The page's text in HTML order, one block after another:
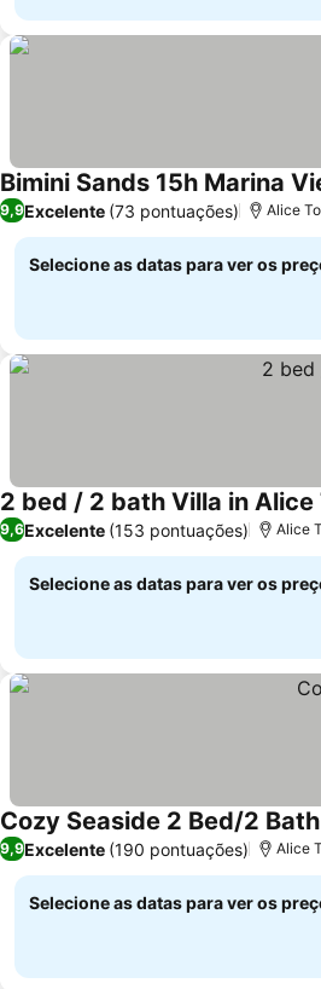
Bimini Sands 15h Marina
9,9Excelente (73 pontuações) Alice
Selecione as datas para ver os
2 bed / 2 bath Villa in
9,6Excelente (153 pontuações) Alice
Selecione as datas para ver os
Cozy Seaside 2 Bed/2
9,9Excelente (190 pontuações) Alice
Selecione as datas para ver os